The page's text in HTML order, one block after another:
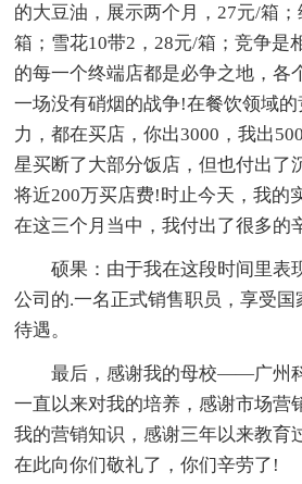
的大豆油，展示两个月，27元/箱
箱；雪花10带2，28元/箱；竞争是
的每一个终端店都是必争之地，各
一场没有硝烟的战争!在餐饮领域
力，都在买店，你出3000，我出
星买断了大部分饭店，但也付出了
将近200万买店费!时止今天，我的
在这三个月当中，我付出了很多的
硕果：由于我在这段时间里表
公司的.一名正式销售职员，享受国
待遇。
最后，感谢我的母校——广州科
一直以来对我的培养，感谢市场营
我的营销知识，感谢三年以来教育
在此向你们敬礼了，你们辛劳了!